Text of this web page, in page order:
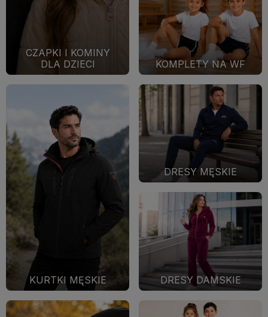
CZAPKI I KOMINY
DLA DZIECI
KOMPLETY NA WF
KURTKI MĘSKIE
DRESY MĘSKIE
DRESY DAMSKIE